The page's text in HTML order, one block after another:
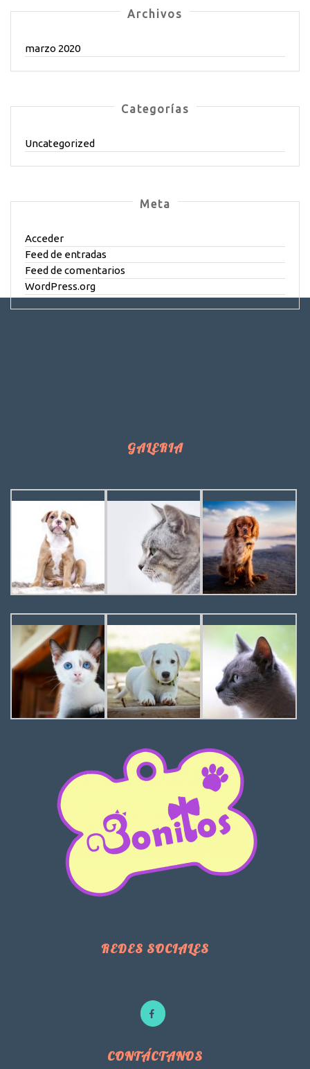
Archivos
marzo 2020
Categorías
Uncategorized
Meta
Acceder
Feed de entradas
Feed de comentarios
WordPress.org
GALERIA
REDES SOCIALES
CONTÁCTANOS